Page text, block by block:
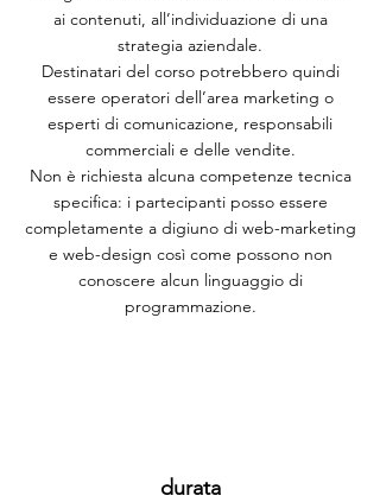
ai contenuti, all’individuazione di una
strategia aziendale.
Destinatari del corso potrebbero quindi
essere operatori dell’area marketing o
esperti di comunicazione, responsabili
commerciali e delle vendite.
Non è richiesta alcuna competenze tecnica
specifica: i partecipanti posso essere
completamente a digiuno di web-marketing
e web-design così come possono non
conoscere alcun linguaggio di
programmazione.
durata